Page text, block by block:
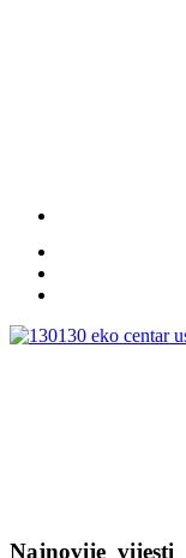
Najnovije vijesti